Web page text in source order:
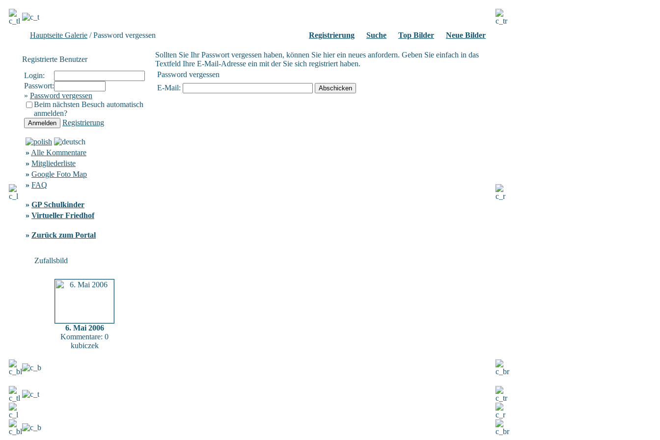
Hauptseite Galerie / Password vergessen Registrierung Suche Top Bilder Neue Bilder
Registrierte Benutzer
Login:
Passwort:
» Password vergessen
Beim nächsten Besuch automatisch
anmelden?
Registrierung
» Alle Kommentare
» Mitgliederliste
» Google Foto Map
» FAQ
» GP Schulkinder
» Virtueller Friedhof
» Zurück zum Portal
Zufallsbild
6. Mai 2006
Kommentare: 0
kubiczek
Sollten Sie Ihr Passwort vergessen haben, können Sie hier ein neues anfordern. Geben Sie einfach in das
Textfeld Ihre E-Mail-Adresse ein mit der Sie sich registriert haben.
Password vergessen
E-Mail: